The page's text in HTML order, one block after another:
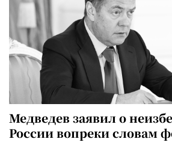
Медведев заявил о
России вопреки словам